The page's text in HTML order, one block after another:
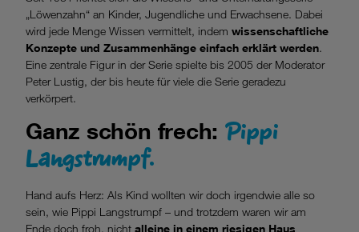
„Löwenzahn“ an Kinder, Jugendliche und Erwachsene. Dabei
wird jede Menge Wissen vermittelt, indem wissenschaftliche
Konzepte und Zusammenhänge einfach erklärt werden.
Eine zentrale Figur in der Serie spielte bis 2005 der Moderator
Peter Lustig, der bis heute für viele die Serie geradezu
verkörpert.
Ganz schön frech: Pippi
Langstrumpf.
Hand aufs Herz: Als Kind wollten wir doch irgendwie alle so
sein, wie Pippi Langstrumpf – und trotzdem waren wir am
Ende doch froh, nicht alleine in einem riesigen Haus